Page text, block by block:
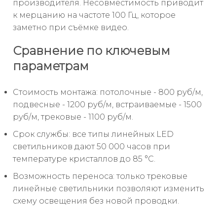
производителя. Несовместимость приводит
к мерцанию на частоте 100 Гц, которое
заметно при съёмке видео.
Сравнение по ключевым
параметрам
Стоимость монтажа: потолочные - 800 руб/м,
подвесные - 1200 руб/м, встраиваемые - 1500
руб/м, трековые - 1100 руб/м.
Срок службы: все типы линейных LED
светильников дают 50 000 часов при
температуре кристаллов до 85 °C.
Возможность переноса: только трековые
линейные светильники позволяют изменить
схему освещения без новой проводки.